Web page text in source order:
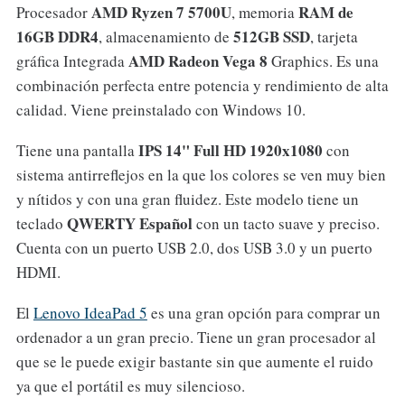
ProcesadorAMD Ryzen 7 5700U, memoriaRAM de
16GB DDR4, almacenamiento de 512GB SSD, tarjeta
gráfica IntegradaAMD Radeon Vega 8 Graphics. Es una
combinación perfecta entre potencia y rendimiento de alta
calidad. Viene preinstalado con Windows 10.
Tiene una pantallaIPS 14" Full HD 1920x1080 con
sistema antirreflejos en la que los colores se ven muy bien
y nítidos y con una gran fluidez. Este modelo tiene un
teclado QWERTY Españolcon un tacto suave y preciso.
Cuenta con un puerto USB 2.0, dos USB 3.0 y un puerto
HDMI.
El Lenovo IdeaPad 5 es una gran opción para comprar un
ordenador a un gran precio. Tiene un gran procesador al
que se le puede exigir bastante sin que aumente el ruido
ya que el portátil es muy silencioso.